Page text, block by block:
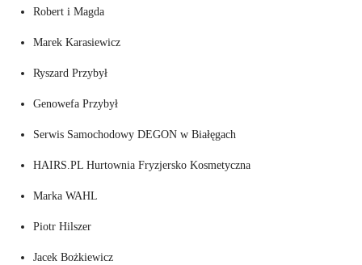
Robert i Magda
Marek Karasiewicz
Ryszard Przybył
Genowefa Przybył
Serwis Samochodowy DEGON w Białęgach
HAIRS.PL Hurtownia Fryzjersko Kosmetyczna
Marka WAHL
Piotr Hilszer
Jacek Bożkiewicz